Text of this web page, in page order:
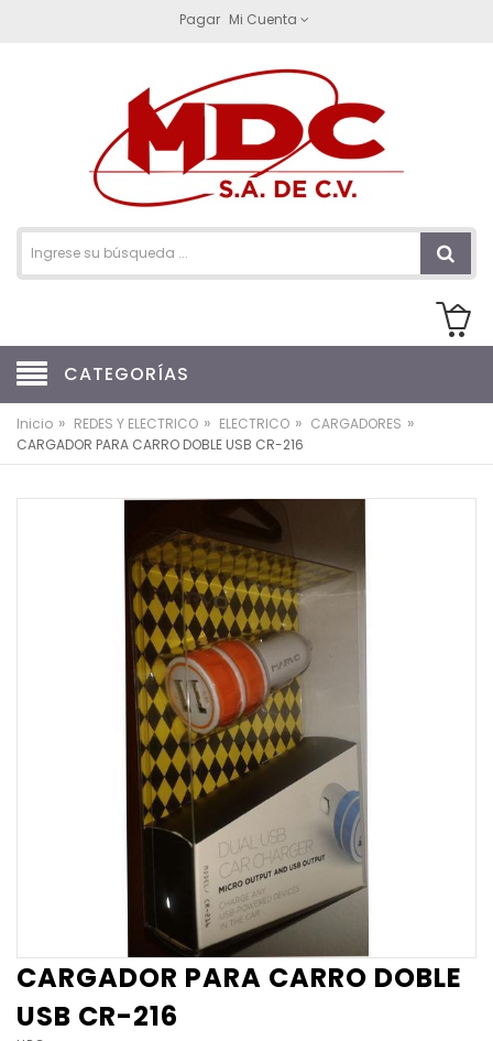
Pagar Mi Cuenta
CATEGORÍAS
Inicio » REDES Y ELECTRICO » ELECTRICO » CARGADORES »
CARGADOR PARA CARRO DOBLE USB CR-216
CARGADOR PARA CARRO DOBLE
USB CR-216